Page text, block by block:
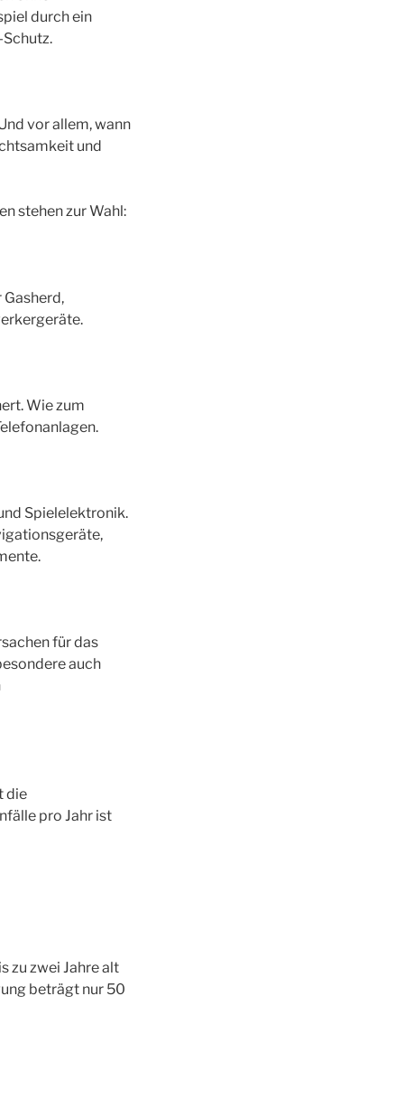
durch ein
vor allem, wann
und
stehen zur Wahl:
Wie zum
Spielelektronik.
für das
auch
die
pro Jahr ist
zu zwei Jahre alt
beträgt nur 50